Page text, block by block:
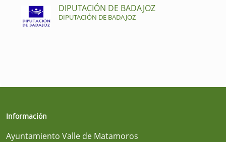
DIPUTACIÓN DE BADAJOZ
DIPUTACIÓN DE BADAJOZ
Información
Ayuntamiento Valle de Matamoros